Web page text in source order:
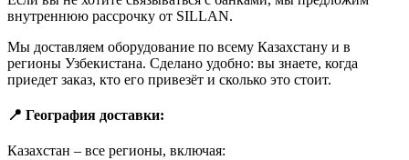
внутреннюю рассрочку от SILLAN.
Мы доставляем оборудование по всему Казахстану и в
регионы Узбекистана. Сделано удобно: вы знаете, когда
приедет заказ, кто его привезёт и сколько это стоит.
📍 География доставки:
Казахстан – все регионы, включая: